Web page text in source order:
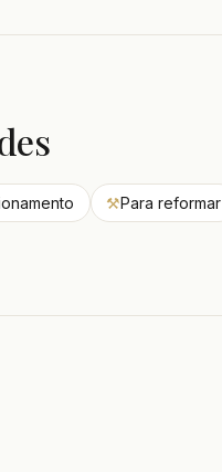
⚒Para reformar